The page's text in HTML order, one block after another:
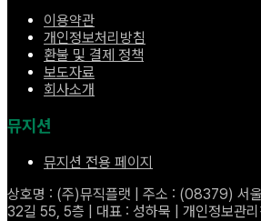
이용약관
개인정보처리방침
환불 및 결제 정책
보도자료
회사소개
뮤지션
뮤지션 전용 페이지
상호명 : (주)뮤직플랫 | 주소 : (08379) 서
32길 55, 5층 | 대표 : 성하묵 | 개인정보관리